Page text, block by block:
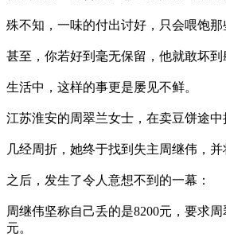
殊不知，一味的付出讨好，只会喂饱那
甚至，你若好到毫无保留，他就敢坏到
生活中，这样的事更是屡见不鲜。
江苏淮安的周翠兰女士，在卖豆饼途中
几经周折，她终于找到失主周继伟，并
之后，发生了令人意想不到的一幕：
周继伟坚称自己丢的是8200元，要求
元。